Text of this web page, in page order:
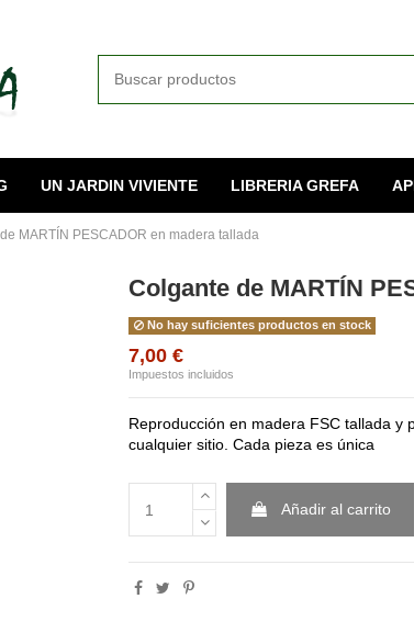
UN JARDIN VIVIENTE LIBRERIA GREFA
MARTÍN PESCADOR en madera tallada
Colgante de MARTÍN
No hay suficientes productos en stock
7,00 €
Impuestos incluidos
Reproducción en madera FSC tallada y
cualquier sitio. Cada pieza es única
Añadir al carrito